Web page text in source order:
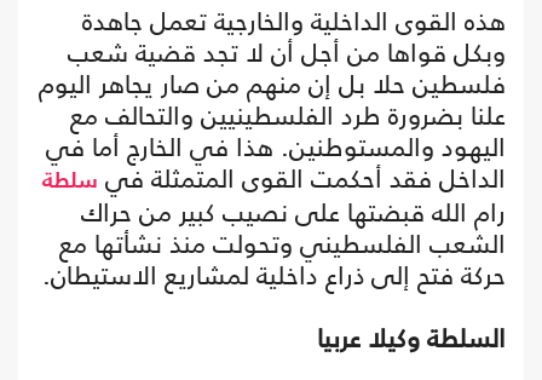
هذه القوى الداخلية والخارجية تعمل جاهدة
وبكل قواها من أجل أن لا تجد قضية شعب
فلسطين حلا بل إن منهم من صار يجاهر اليوم
علنا بضرورة طرد الفلسطينيين والتحالف مع
اليهود والمستوطنين. هذا في الخارج أما في
الداخل فقد أحكمت القوى المتمثلة في سلطة
رام الله قبضتها على نصيب كبير من حراك
الشعب الفلسطيني وتحولت منذ نشأتها مع
حركة فتح إلى ذراع داخلية لمشاريع الاستيطان.
السلطة وكيلا عربيا